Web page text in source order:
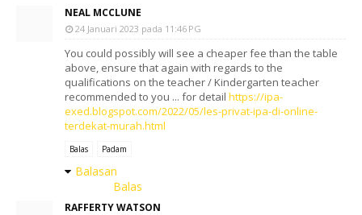
NEAL MCCLUNE
24 Januari 2023 pada 11:46 PG
You could possibly will see a cheaper fee than the table
above, ensure that again with regards to the
qualifications on the teacher / Kindergarten teacher
recommended to you ... for detail https://ipa-
exed.blogspot.com/2022/05/les-privat-ipa-di-online-
terdekat-murah.html
Balas Padam
Balasan
Balas
RAFFERTY WATSON